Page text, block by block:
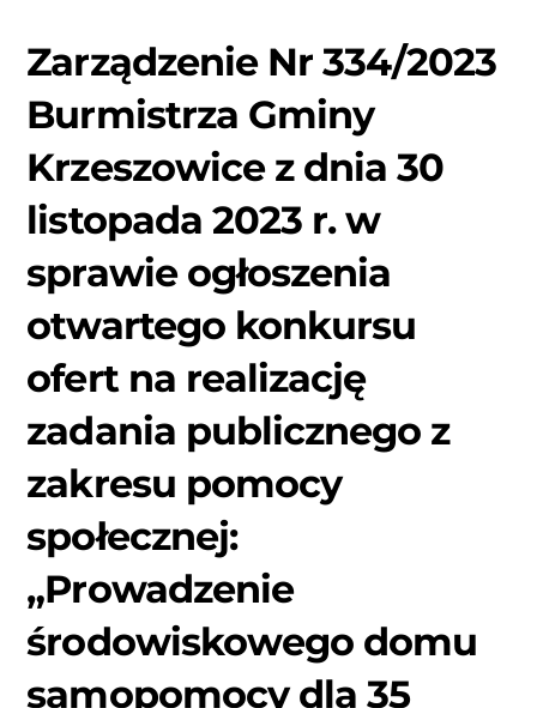
Zarządzenie Nr 334/2023
Burmistrza Gminy
Krzeszowice z dnia 30
listopada 2023 r. w
sprawie ogłoszenia
otwartego konkursu
ofert na realizację
zadania publicznego z
zakresu pomocy
społecznej:
„Prowadzenie
środowiskowego domu
samopomocy dla 35